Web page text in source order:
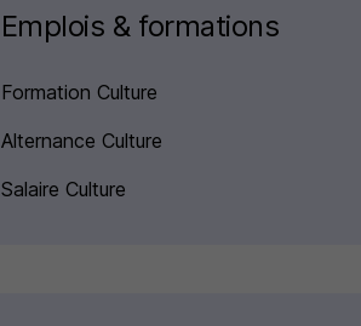
Emplois & formations
Formation Culture
Alternance Culture
Salaire Culture